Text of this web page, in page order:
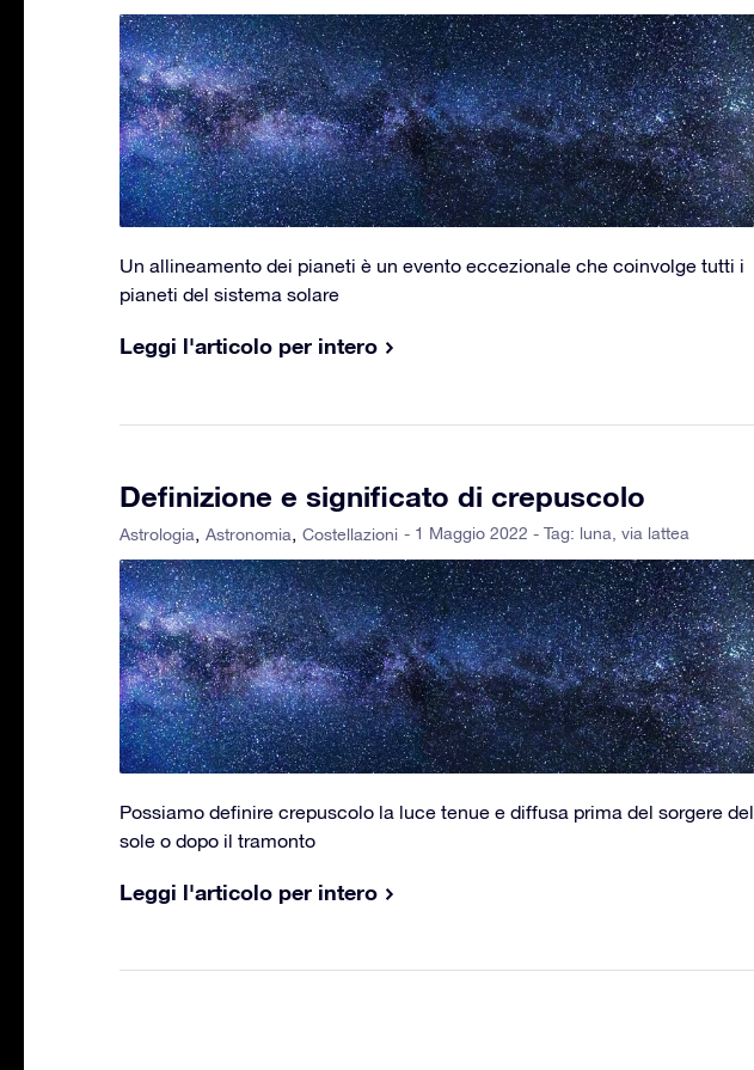
Un allineamento dei pianeti è un evento eccezionale che coinvolge tutti i
pianeti del sistema solare
Leggi l'articolo per intero
Definizione e significato di crepuscolo
Astrologia Astronomia Costellazioni - 1 Maggio 2022 - Tag: luna, via lattea
Possiamo definire crepuscolo la luce tenue e diffusa prima del sorgere del
sole o dopo il tramonto
Leggi l'articolo per intero